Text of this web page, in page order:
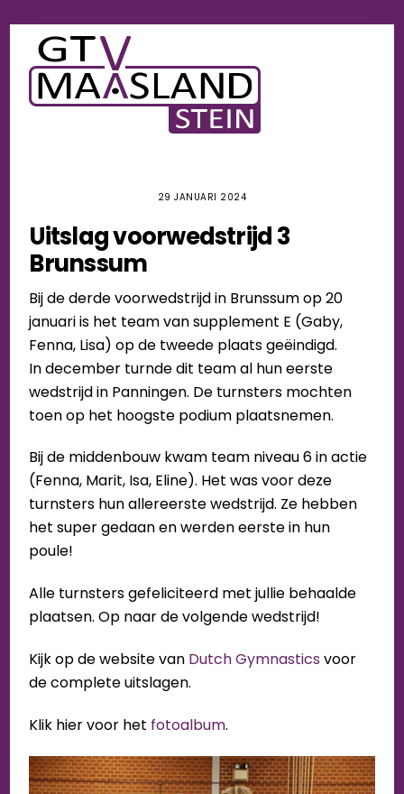
content
29 JANUARI 2024
Uitslag voorwedstrijd 3
Brunssum
Bij de derde voorwedstrijd in Brunssum op 20
januari is het team van supplement E (Gaby,
Fenna, Lisa) op de tweede plaats geëindigd.
In december turnde dit team al hun eerste
wedstrijd in Panningen. De turnsters mochten
toen op het hoogste podium plaatsnemen.
Bij de middenbouw kwam team niveau 6 in actie
(Fenna, Marit, Isa, Eline). Het was voor deze
turnsters hun allereerste wedstrijd. Ze hebben
het super gedaan en werden eerste in hun
poule!
Alle turnsters gefeliciteerd met jullie behaalde
plaatsen. Op naar de volgende wedstrijd!
Kijk op de website van Dutch Gymnastics voor
de complete uitslagen.
Klik hier voor het fotoalbum.